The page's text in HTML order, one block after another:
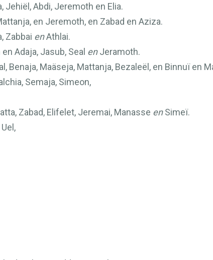
Jehiël, Abdi, Jeremoth en Elia.
en Jeremoth, en Zabad en Aziza.
Zabbai enAthlai.
Adaja, Jasub, Seal enJeramoth.
Benaja, Maäseja, Mattanja, Bezaleël, en Binnuï en
Semaja, Simeon,
Zabad, Elifelet, Jeremai, Manasse enSimeï.